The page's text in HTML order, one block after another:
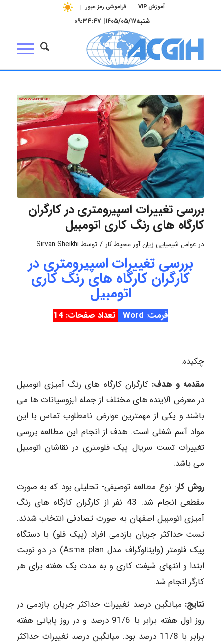
آموزش VIP فراموشی رمز عبور
شنبه۱۴۰۵/۰۵/۱۷| ۰۹:۳۴:۴۸
بررسی تغییرات اسپیرومتری در کارگران
کارگاه های رنگ کاری اتومبیل
در عوامل شیمیایی زیان آور محیط کار / توسط Sirvan Sheikhi
بررسی تغییرات اسپیرومتری در
کارگران کارگاه های رنگ کاری
اتومبیل
فرمت: Word تعداد صفحات: 14
چکیده:
مقدمه و هدف: کارگران کارگاه های رنگ آمیزی اتومبیل
در معرض آلاینده های مختلف از جمله ایزوسیانات ها می
باشند و یکی از مهمترین عوارض نامطلوب تماس با این
مواد آسم شغلی است. هدف از انجام این مطالعه بررسی
تغییرات تست سریال پیک فلومتری در نقاشان اتومبیل
می باشد.
روش کار: نوع مطالعه توصیفی- تحلیلی بود که به صورت
مقطعی انجام شد. 43 نفر از کارگران کارگاه های رنگ
آمیزی اتومبیل اصفهان به صورت تصادفی انتخاب شدند.
تست حداکثر جریان بازدمی افراد (پیک فلو) با دستگاه
پیک فلومتر (وایتالوگراف مدل Asma plan) در دو نوبت
ابتدا و انتهای شیفت کاری و به مدت یک هفته برای هر
کارگر انجام شد.
نتایج: میانگین درصد تغییرات حداکثر جریان بازدمی در
روز اول هفته برابر با 91/6 درصد و در روز پایانی هفته
برابر با 11/8 درصد بود. میانگین درصد تغییرات حداکثر